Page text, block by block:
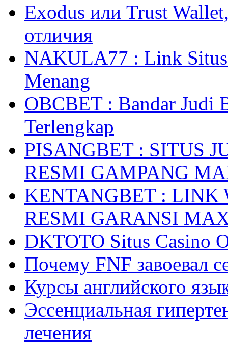
Exodus или Trust
отличия
NAKULA77 : Link Situs
Menang
OBCBET : Bandar Judi
Terlengkap
PISANGBET : SITUS
RESMI GAMPANG
KENTANGBET : LINK
RESMI GARANSI
DKTOTO Situs Casino
Почему FNF завоевал
Курсы английского
Эссенциальная
лечения